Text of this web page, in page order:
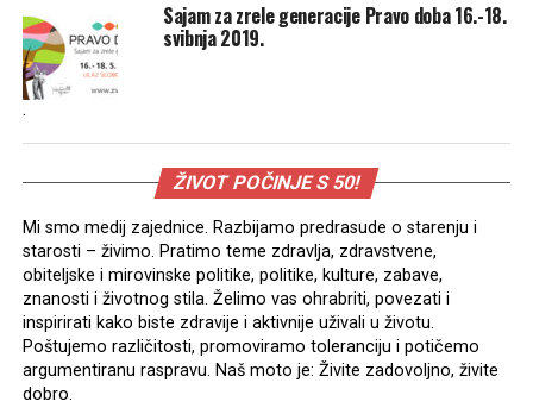
Sajam za zrele generacije Pravo doba 16.-18.
svibnja 2019.
.
ŽIVOT POČINJE S 50!
Mi smo medij zajednice. Razbijamo predrasude o starenju i
starosti – živimo. Pratimo teme zdravlja, zdravstvene,
obiteljske i mirovinske politike, politike, kulture, zabave,
znanosti i životnog stila. Želimo vas ohrabriti, povezati i
inspirirati kako biste zdravije i aktivnije uživali u životu.
Poštujemo različitosti, promoviramo toleranciju i potičemo
argumentiranu raspravu. Naš moto je: Živite zadovoljno, živite
dobro.